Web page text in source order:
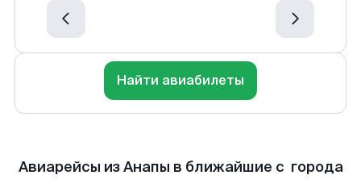
Найти авиабилеты
Авиарейсы из Анапы в ближайшие с города